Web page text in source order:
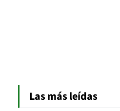
Las más leídas